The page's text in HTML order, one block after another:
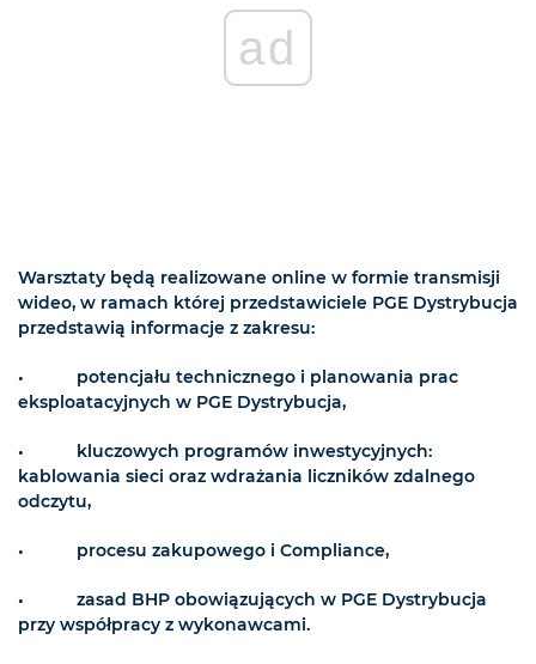
ad
Warsztaty będą realizowane online w formie transmisji
wideo, w ramach której przedstawiciele PGE Dystrybucja
przedstawią informacje z zakresu:
• potencjału technicznego i planowania prac
eksploatacyjnych w PGE Dystrybucja,
• kluczowych programów inwestycyjnych:
kablowania sieci oraz wdrażania liczników zdalnego
odczytu,
• procesu zakupowego i Compliance,
• zasad BHP obowiązujących w PGE Dystrybucja
przy współpracy z wykonawcami.